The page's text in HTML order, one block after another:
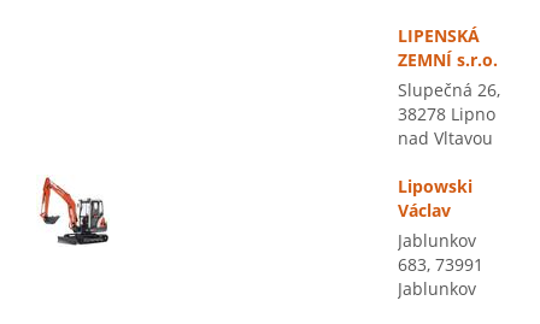
LIPENSKÁ
ZEMNÍ s.r.o.
Slupečná 26,
38278 Lipno
nad Vltavou
Lipowski
Václav
Jablunkov
683, 73991
Jablunkov